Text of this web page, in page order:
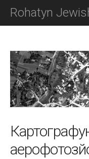
Rohatyn